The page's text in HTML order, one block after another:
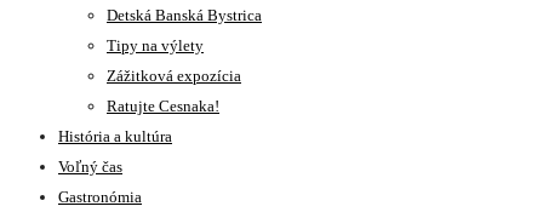
Detská Banská Bystrica
Tipy na výlety
Zážitková expozícia
Ratujte Cesnaka!
História a kultúra
Voľný čas
Gastronómia